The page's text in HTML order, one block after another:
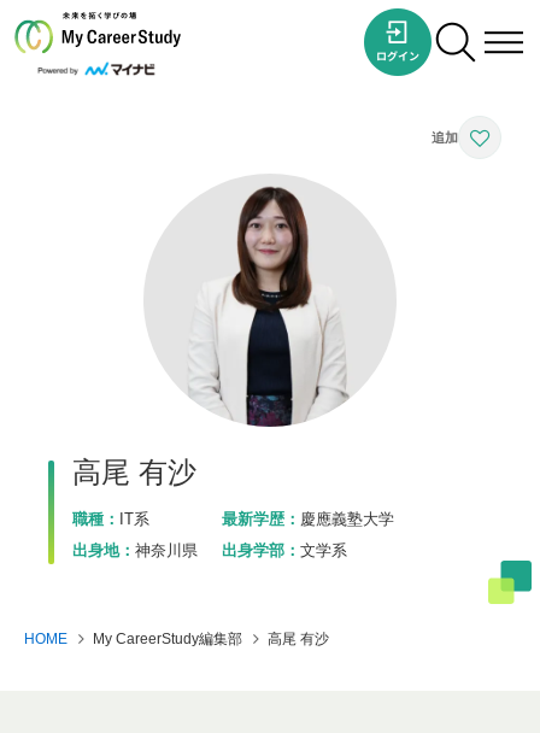
高尾 有沙
職種： IT系 最新学歴： 慶應義塾大学
出身地： 神奈川県 出身学部： 文学系
HOME My CareerStudy編集部 高尾 有沙